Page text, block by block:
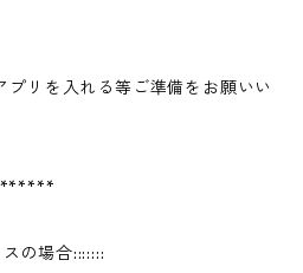
リを入れる等ご準備をお願いい
の場合:::::::